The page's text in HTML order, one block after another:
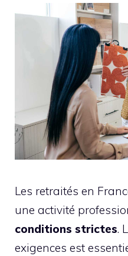
Les retraités en
une activité
conditions strictes.
exigences est